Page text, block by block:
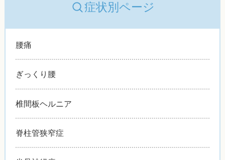
症状別ページ
腰痛
ぎっくり腰
椎間板ヘルニア
脊柱管狭窄症